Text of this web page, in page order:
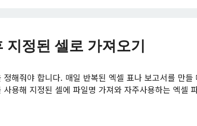
정된 셀로 가져오기
해줘야 합니다. 매일 반복된 엑셀 표나 보고서를 만
용해 지정된 셀에 파일명 가져와 자주사용하는 엑셀